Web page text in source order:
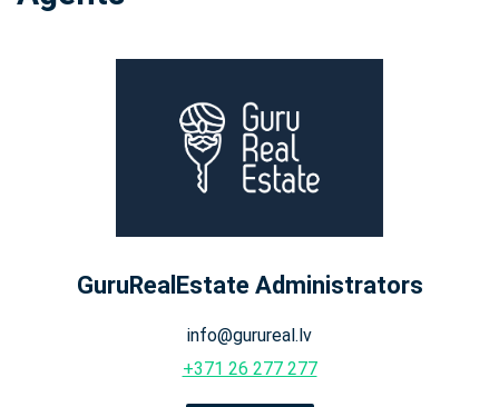
GuruRealEstate Administrators
info@gurureal.lv
+371 26 277 277